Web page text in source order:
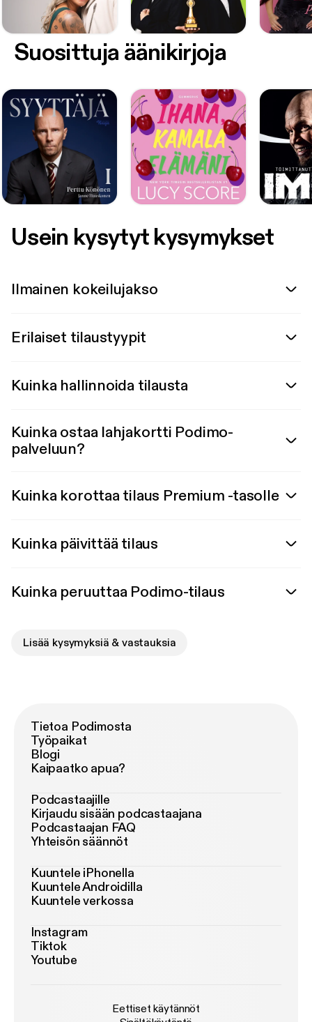
Suosittuja äänikirjoja
Usein kysytyt kysymykset
Ilmainen kokeilujakso
Erilaiset tilaustyypit
Kuinka hallinnoida tilausta
Kuinka ostaa lahjakortti Podimo-
palveluun?
Kuinka korottaa tilaus Premium -tasolle
Kuinka päivittää tilaus
Kuinka peruuttaa Podimo-tilaus
Lisää kysymyksiä & vastauksia
Tietoa Podimosta
Työpaikat
Blogi
Kaipaatko apua?
Podcastaajille
Kirjaudu sisään podcastaajana
Podcastaajan FAQ
Yhteisön säännöt
Kuuntele iPhonella
Kuuntele Androidilla
Kuuntele verkossa
Instagram
Tiktok
Youtube
Eettiset käytännöt